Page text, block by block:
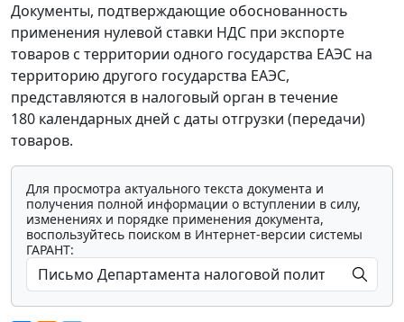
Документы, подтверждающие обоснованность
применения нулевой ставки НДС при экспорте
товаров с территории одного государства ЕАЭС на
территорию другого государства ЕАЭС,
представляются в налоговый орган в течение
180 календарных дней с даты отгрузки (передачи)
товаров.
Для просмотра актуального текста документа и
получения полной информации о вступлении в силу,
изменениях и порядке применения документа,
воспользуйтесь поиском в Интернет-версии системы
ГАРАНТ: